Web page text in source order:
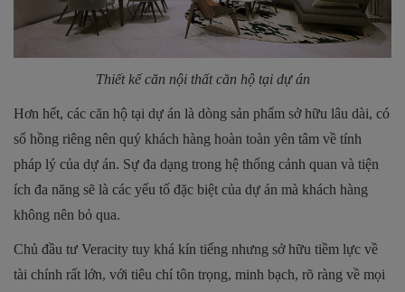
Thiết kế căn nội thất căn hộ tại dự án
Hơn hết, các căn hộ tại dự án là dòng sản phẩm sở hữu lâu dài, có
sổ hồng riêng nên quý khách hàng hoàn toàn yên tâm về tính
pháp lý của dự án. Sự đa dạng trong hệ thống cảnh quan và tiện
ích đa năng sẽ là các yếu tố đặc biệt của dự án mà khách hàng
không nên bỏ qua.
Chủ đầu tư Veracity tuy khá kín tiếng nhưng sở hữu tiềm lực về
tài chính rất lớn, với tiêu chí tôn trọng, minh bạch, rõ ràng về mọi